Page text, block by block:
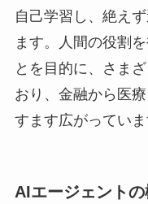
自己学習し、絶え
ます。人間の役割
とを目的に、さま
おり、金融から医
すます広がっていま
AIエージェントの